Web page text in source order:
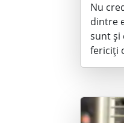
Nu
dintre
sunt și
fericiți